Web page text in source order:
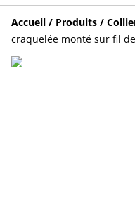
Accueil / Produits /
craquelée monté sur fil